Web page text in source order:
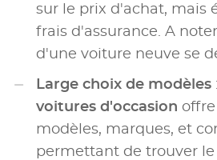
sur le prix d'achat, mais
frais d'assurance. A
d'une voiture neuve se
Large choix de modèles
voitures d'occasion
modèles, marques, et
permettant de trouver